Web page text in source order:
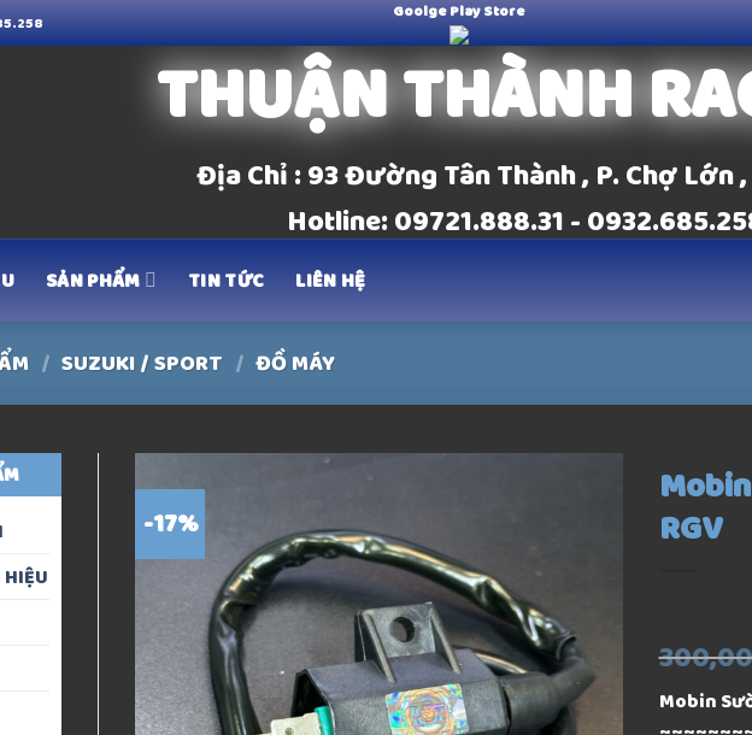
Goolge Play Store
THUẬN THÀNH
Địa Chỉ : 93 Đường Tân Thành , P. Chợ Lớn ,
Hotline: 09721.888.31 -
SẢN PHẨM TIN TỨC LIÊN HỆ
/ SUZUKI / SPORT / ĐỒ MÁY
-17%
RGV
Mobin